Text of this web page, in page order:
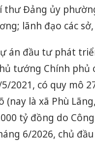
thư Đảng ủy
lãnh đạo các
án đầu tư phát
tướng Chính phủ
2021, có quy mô
(nay là xã Phù
tỷ đồng do
6/2026, chủ